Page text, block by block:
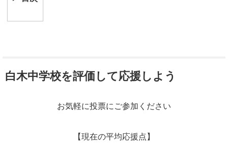
白木中学校を評価して応援しよう
お気軽に投票にご参加ください
【現在の平均応援点】